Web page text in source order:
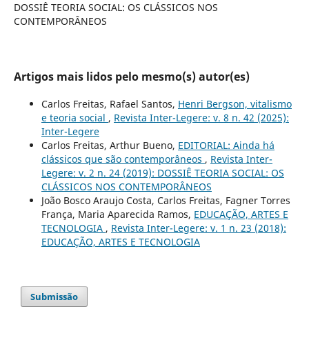
DOSSIÊ TEORIA SOCIAL: OS CLÁSSICOS NOS
CONTEMPORÂNEOS
Artigos mais lidos pelo mesmo(s) autor(es)
Carlos Freitas, Rafael Santos, Henri Bergson, vitalismo
e teoria social , Revista Inter-Legere: v. 8 n. 42 (2025):
Inter-Legere
Carlos Freitas, Arthur Bueno, EDITORIAL: Ainda há
clássicos que são contemporâneos , Revista Inter-
Legere: v. 2 n. 24 (2019): DOSSIÊ TEORIA SOCIAL: OS
CLÁSSICOS NOS CONTEMPORÂNEOS
João Bosco Araujo Costa, Carlos Freitas, Fagner Torres
França, Maria Aparecida Ramos, EDUCAÇÃO, ARTES E
TECNOLOGIA , Revista Inter-Legere: v. 1 n. 23 (2018):
EDUCAÇÃO, ARTES E TECNOLOGIA
Submissão